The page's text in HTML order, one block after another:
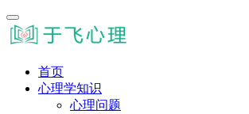
首页
心理学知识
心理问题